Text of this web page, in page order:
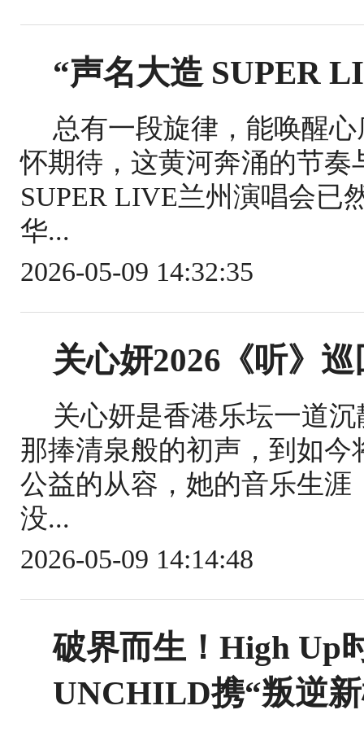
“声名大造 SUPER
总有一段旋律，能唤醒
怀期待，这黄河奔涌的节
SUPER LIVE兰州演唱会已
华...
2026-05-09 14:32:35
关心妍2026《听》
关心妍是香港乐坛一道
那捧清泉般的初声，到如
公益的从容，她的音乐生
没...
2026-05-09 14:14:48
破界而生！High Up
UNCHILD携“叛逆